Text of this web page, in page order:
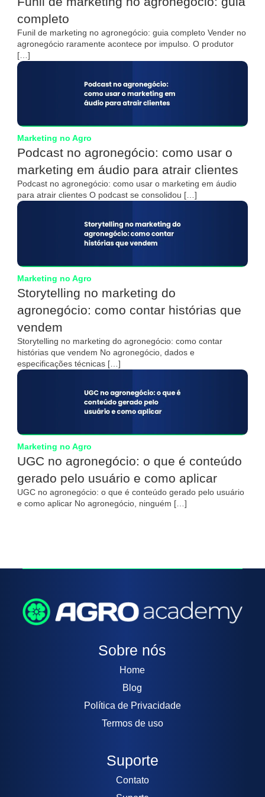
completo
Funil de marketing no agronegócio: guia completo Vender no
agronegócio raramente acontece por impulso. O produtor
[…]
Marketing no Agro
Podcast no agronegócio: como usar o
marketing em áudio para atrair clientes
Podcast no agronegócio: como usar o marketing em áudio
para atrair clientes O podcast se consolidou […]
Marketing no Agro
Storytelling no marketing do
agronegócio: como contar histórias que
vendem
Storytelling no marketing do agronegócio: como contar
histórias que vendem No agronegócio, dados e
especificações técnicas […]
Marketing no Agro
UGC no agronegócio: o que é conteúdo
gerado pelo usuário e como aplicar
UGC no agronegócio: o que é conteúdo gerado pelo usuário
e como aplicar No agronegócio, ninguém […]
Sobre nós
Home
Blog
Política de Privacidade
Termos de uso
Suporte
Contato